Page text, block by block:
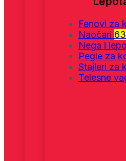
Fenovi za
Naočari 63
Nega i
Pegle za
Stajleri za
Telesne